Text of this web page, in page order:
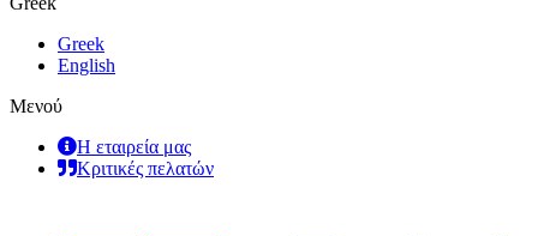
Greek
English
Μενού
Η εταιρεία μας
Κριτικές πελατών